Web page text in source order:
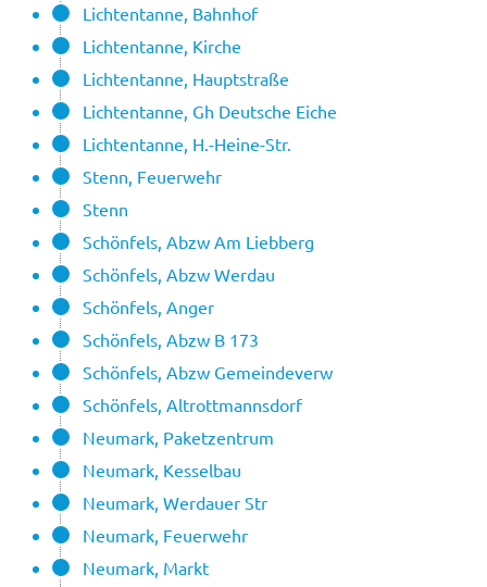
Lichtentanne, Bahnhof
Lichtentanne, Kirche
Lichtentanne, Hauptstraße
Lichtentanne, Gh Deutsche Eiche
Lichtentanne, H.-Heine-Str.
Stenn, Feuerwehr
Stenn
Schönfels, Abzw Am Liebberg
Schönfels, Abzw Werdau
Schönfels, Anger
Schönfels, Abzw B 173
Schönfels, Abzw Gemeindeverw
Schönfels, Altrottmannsdorf
Neumark, Paketzentrum
Neumark, Kesselbau
Neumark, Werdauer Str
Neumark, Feuerwehr
Neumark, Markt